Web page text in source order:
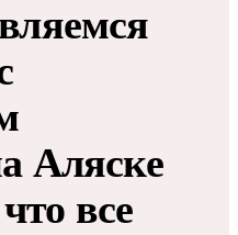
Аляске
все